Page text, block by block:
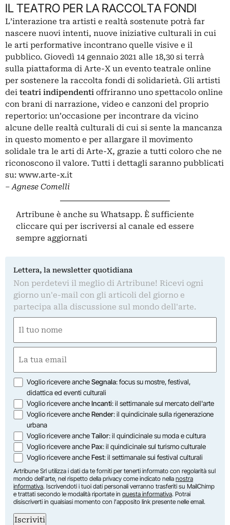
IL TEATRO PER LA RACCOLTA FONDI
L’interazione tra artisti e realtà sostenute potrà far
nascere nuovi intenti, nuove iniziative culturali in cui
le arti performative incontrano quelle visive e il
pubblico. Giovedì 14 gennaio 2021 alle 18,30 si terrà
sulla piattaforma di Arte-X un evento teatrale online
per sostenere la raccolta fondi di solidarietà. Gli artisti
dei teatri indipendenti offriranno uno spettacolo online
con brani di narrazione, video e canzoni del proprio
repertorio: un’occasione per incontrare da vicino
alcune delle realtà culturali di cui si sente la mancanza
in questo momento e per allargare il movimento
solidale tra le arti di Arte-X, grazie a tutti coloro che ne
riconoscono il valore. Tutti i dettagli saranno pubblicati
su: www.arte-x.it
– Agnese Comelli
Artribune è anche su Whatsapp. È sufficiente
cliccare qui per iscriversi al canale ed essere
sempre aggiornati
Lettera, la newsletter quotidiana
Non perdetevi il meglio di Artribune! Ricevi ogni
giorno un'e-mail con gli articoli del giorno e
partecipa alla discussione sul mondo dell'arte.
(Obbligatorio)
Nome
(Obbligatorio)
Opzioni
Voglio ricevere ancheSegnala: focus su mostre, festival,
didattica ed eventi culturali
Voglio ricevere ancheIncanti: il settimanale sul mercato dell'arte
Voglio ricevere ancheRender: il quindicinale sulla rigenerazione
urbana
Voglio ricevere ancheTailor: il quindicinale su moda e cultura
Voglio ricevere anchePax: il quindicinale sul turismo culturale
Voglio ricevere ancheFest: il settimanale sui festival culturali
Artribune Srl utilizza i dati da te forniti per tenerti informato con regolarità sul
mondo dell'arte, nel rispetto della privacy come indicato nella nostra
informativa. Iscrivendoti i tuoi dati personali verranno trasferiti su MailChimp
e trattati secondo le modalità riportate in questa informativa. Potrai
disiscriverti in qualsiasi momento con l'apposito link presente nelle email.
Iscriviti